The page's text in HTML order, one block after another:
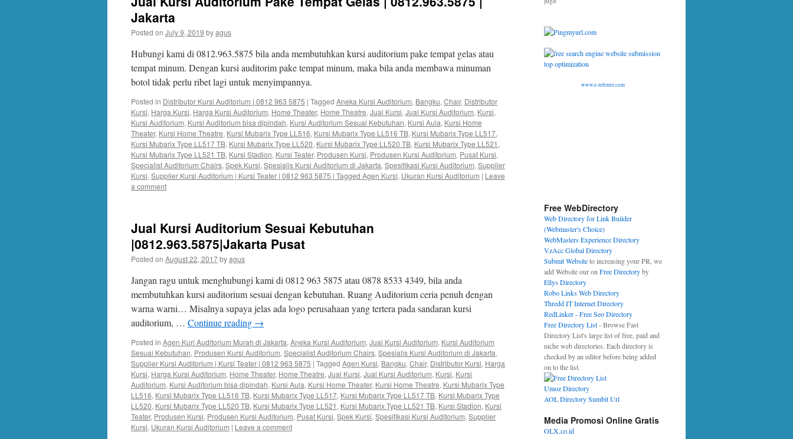
Jakarta
Posted on July 9, 2019 byagus
Hubungi kami di 0812.963.5875 bila anda membutuhkan kursi auditorium pake tempat gelas atau
tempat minum. Dengan kursi auditorim pake tempat minum, maka bila anda membawa minuman
botol tidak perlu ribet lagi untuk menyimpannya.
Posted in Distributor Kursi Auditorium | 0812 963 5875 | Tagged Aneka Kursi Auditorium, Bangku, Chair, Distributor
Kursi, Harga Kursi, Harga Kursi Auditorium, Home Theater, Home Theatre, Jual Kursi, Jual Kursi Auditorium, Kursi,
Kursi Auditorium, Kursi Auditorium bisa dipindah, Kursi Auditorium Sesuai Kebutuhan, Kursi Aula, Kursi Home
Theater, Kursi Home Theatre, Kursi Mubarix Type LL516, Kursi Mubarix Type LL516 TB, Kursi Mubarix Type LL517,
Kursi Mubarix Type LL517 TB, Kursi Mubarix Type LL520, Kursi Mubarix Type LL520 TB, Kursi Mubarix Type LL521 ,
Kursi Mubarix Type LL521 TB, Kursi Stadion, Kursi Teater, Produsen Kursi, Produsen Kursi Auditorium, Pusat Kursi,
Specialist Auditorium Chairs, Spek Kursi, Spesialis Kursi Auditorium di Jakarta, Spesifikasi Kursi Auditorium, Supplier
Kursi, Supplier Kursi Auditorium | Kursi Teater | 0812 963 5875 | Tagged Agen Kursi, Ukuran Kursi Auditorium | Leave
a comment
Jual Kursi Auditorium Sesuai Kebutuhan
|0812.963.5875|Jakarta Pusat
Posted on August 22, 2017byagus
Jangan ragu untuk menghubungi kami di 0812 963 5875 atau 0878 8533 4349, bila anda
membutuhkan kursi auditorium sesuai dengan kebutuhan. Ruang Auditorium ceria penuh dengan
warna warni… Misalnya supaya jelas ada logo perusahaan yang tertera pada sandaran kursi
auditorium, … Continue reading →
Posted in Agen Kuri Auditorium Murah di Jakarta, Aneka Kursi Auditorium, Jual Kursi Auditorium, Kursi Auditorium
Sesuai Kebutuhan, Produsen Kursi Auditorium, Specialist Auditorium Chairs, Spesialis Kursi Auditorium di Jakarta,
Supplier Kursi Auditorium | Kursi Teater | 0812 963 5875 | Tagged Agen Kursi, Bangku, Chair, Distributor Kursi, Harga
Kursi, Harga Kursi Auditorium, Home Theater, Home Theatre, Jual Kursi, Jual Kursi Auditorium, Kursi, Kursi
Auditorium, Kursi Auditorium bisa dipindah, Kursi Aula, Kursi Home Theater, Kursi Home Theatre, Kursi Mubarix Type
LL516, Kursi Mubarix Type LL516 TB, Kursi Mubarix Type LL517, Kursi Mubarix Type LL517 TB, Kursi Mubarix Type
LL520, Kursi Mubarix Type LL520 TB, Kursi Mubarix Type LL521 , Kursi Mubarix Type LL521 TB, Kursi Stadion, Kursi
Teater, Produsen Kursi, Produsen Kursi Auditorium, Pusat Kursi, Spek Kursi, Spesifikasi Kursi Auditorium, Supplier
Kursi, Ukuran Kursi Auditorium | Leave a comment
www.e-referrer.com
Free WebDirectory
Web Directory for Link Builder
(Webmaster's Choice)
WebMasters Experience Directory
VzAcc Global Directory
Submit Websiteto increasing your PR, we
add Website our on Free Directoryby
Ellys Directory
Robo Links Web Directory
Thredd IT Internet Directory
RedLinker - Free Seo Directory
Free Directory List- Browse Fast
Directory List's large list of free, paid and
niche web directories. Each directory is
checked by an editor before being added
on to the list.
Umoz Directory
AOL Directory Sumbit Url
Media Promosi Online Gratis
OLX.co.id